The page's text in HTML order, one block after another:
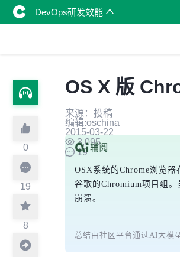
DevOps研发效能
0
19
8
OS X 版
来源：投稿
编辑:oschina
2015-03-22
3,095
19
OSX系统的Chrome浏览
谷歌的Chromium项目组
崩溃。
总结由社区平台通过AI大模